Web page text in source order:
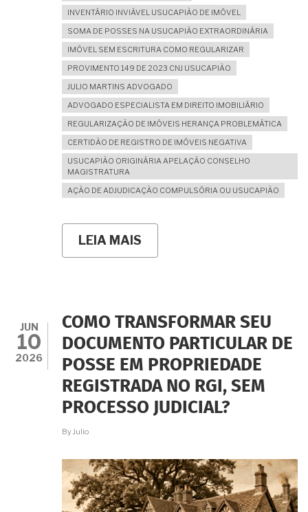
INVENTÁRIO INVIÁVEL USUCAPIÃO DE IMÓVEL
SOMA DE POSSES NA USUCAPIÃO EXTRAORDINÁRIA
IMÓVEL SEM ESCRITURA COMO REGULARIZAR
PROVIMENTO 149 DE 2023 CNJ USUCAPIÃO
JULIO MARTINS ADVOGADO
ADVOGADO ESPECIALISTA EM DIREITO IMOBILIÁRIO
REGULARIZAÇÃO DE IMÓVEIS HERANÇA PROBLEMÁTICA
CERTIDÃO DE REGISTRO DE IMÓVEIS NEGATIVA
USUCAPIÃO ORIGINÁRIA APELAÇÃO CONSELHO
MAGISTRATURA
AÇÃO DE ADJUDICAÇÃO COMPULSÓRIA OU USUCAPIÃO
LEIA MAIS
USUCAPIÃO
PROBLEMÁTICA
DE
IMÓVEIS:
COMO
A
USUCAPIÃO
PODE
SER
O
JUN
10
2026
COMO TRANSFORMAR SEU
DOCUMENTO PARTICULAR DE
POSSE EM PROPRIEDADE
REGISTRADA NO RGI, SEM
PROCESSO JUDICIAL?
By Julio